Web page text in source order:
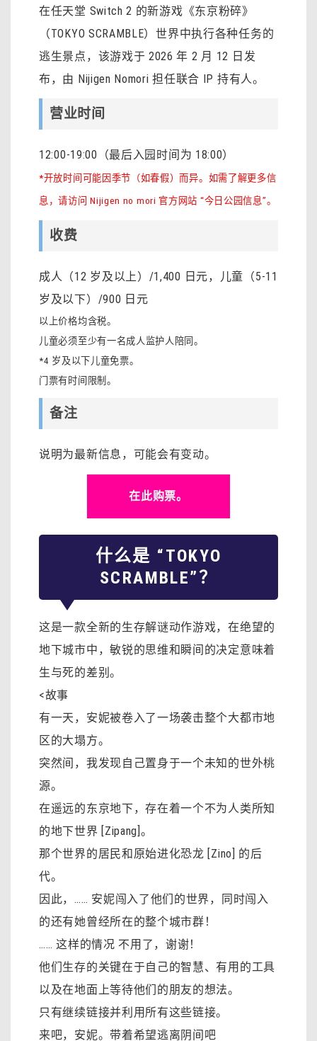
在任天堂 Switch 2 的新游戏《东京粉碎》
（TOKYO SCRAMBLE）世界中执行各种任务的
逃生景点，该游戏于 2026 年 2 月 12 日发
布，由 Nijigen Nomori 担任联合 IP 持有人。
营业时间
12:00-19:00（最后入园时间为 18:00）
*开放时间可能因季节（如春假）而异。如需了解更多信
息，请访问 Nijigen no mori 官方网站 “今日公园信息”。
收费
成人（12 岁及以上）/1,400 日元，儿童（5-11
岁及以下）/900 日元
以上价格均含税。
儿童必须至少有一名成人监护人陪同。
*4 岁及以下儿童免票。
门票有时间限制。
备注
说明为最新信息，可能会有变动。
在此购票。
什么是 “TOKYO
SCRAMBLE”？
这是一款全新的生存解谜动作游戏，在绝望的
地下城市中，敏锐的思维和瞬间的决定意味着
生与死的差别。
<故事
有一天，安妮被卷入了一场袭击整个大都市地
区的大塌方。
突然间，我发现自己置身于一个未知的世外桃
源。
在遥远的东京地下，存在着一个不为人类所知
的地下世界 [Zipang]。
那个世界的居民和原始进化恐龙 [Zino] 的后
代。
因此，…… 安妮闯入了他们的世界，同时闯入
的还有她曾经所在的整个城市群！
…… 这样的情况 不用了，谢谢！
他们生存的关键在于自己的智慧、有用的工具
以及在地面上等待他们的朋友的想法。
只有继续链接并利用所有这些链接。
来吧，安妮。带着希望逃离阴间吧